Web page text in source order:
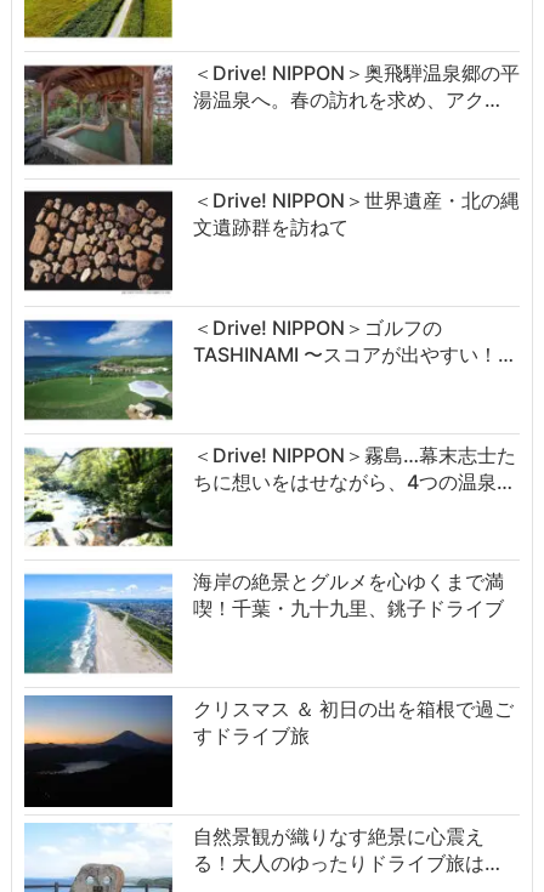
＜Drive! NIPPON＞奥飛騨温泉郷の平
湯温泉へ。春の訪れを求め、アク…
＜Drive! NIPPON＞世界遺産・北の縄
文遺跡群を訪ねて
＜Drive! NIPPON＞ゴルフの
TASHINAMI 〜スコアが出やすい！…
＜Drive! NIPPON＞霧島…幕末志士た
ちに想いをはせながら、4つの温泉…
海岸の絶景とグルメを心ゆくまで満
喫！千葉・九十九里、銚子ドライブ
クリスマス ＆ 初日の出を箱根で過ご
すドライブ旅
自然景観が織りなす絶景に心震え
る！大人のゆったりドライブ旅は…